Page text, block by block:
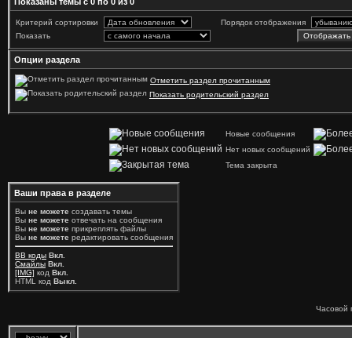
Критерий сортировки
Порядок отображения
Показать
Опции раздела
Отметить раздел прочитанным
Показать родительский раздел
Новые сообщения
Нет новых сообщений
Тема закрыта
Ваши права в разделе
Вы не можете создавать темы
Вы не можете отвечать на сообщения
Вы не можете прикреплять файлы
Вы не можете редактировать сообщения
BB коды Вкл.
Смайлы Вкл.
[IMG] код Вкл.
HTML код Выкл.
Часовой